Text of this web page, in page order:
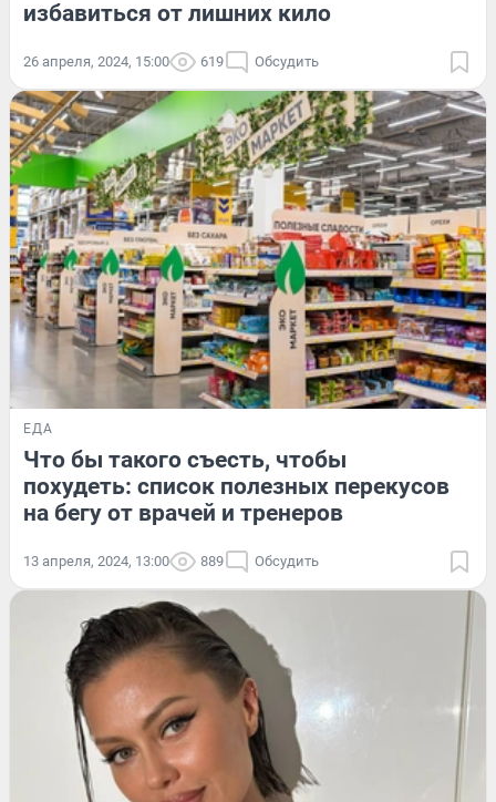
избавиться от лишних кило
26 апреля, 2024, 15:00 619 Обсудить
ЕДА
Что бы такого съесть, чтобы
похудеть: список полезных перекусов
на бегу от врачей и тренеров
13 апреля, 2024, 13:00 889 Обсудить